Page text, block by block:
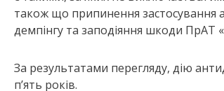
також що припинення застосування
демпінгу та заподіяння шкоди ПрАТ
За результатами перегляду, дію
п’ять років.